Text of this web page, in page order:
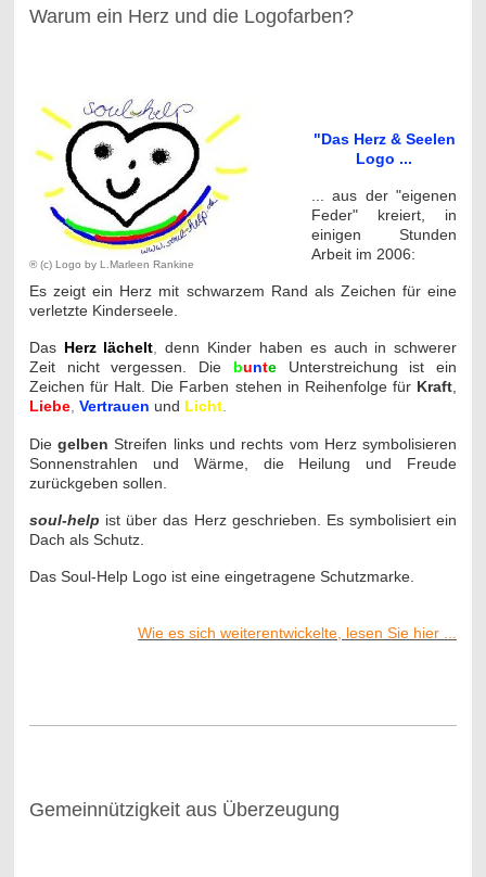
Warum ein Herz und die Logofarben?
® (c) Logo by L.Marleen Rankine
"Das Herz & Seelen
Logo ...
... aus der "eigenen
Feder" kreiert, in
einigen Stunden
Arbeit im 2006:
Es zeigt ein Herz mit schwarzem Rand als Zeichen für eine
verletzte Kinderseele.
Das Herz lächelt ,denn Kinder haben es auch in schwerer
Zeit nicht vergessen. Die
bunte Unterstreichung ist ein
Zeichen für Halt. Die Farben stehen in Reihenfolge für Kraft
Liebe, Vertrauen und Licht.
DiegelbenStreifen links und rechts vom Herz symbolisieren
Sonnenstrahlen und Wärme, die Heilung und Freude
zurückgeben sollen.
soul-help ist über das Herz geschrieben. Es symbolisiert ein
Dach als Schutz.
Das Soul-Help Logo ist eine eingetragene Schutzmarke.
Wie es sich weiterentwickelte, lesen Sie hier ...
Gemeinnützigkeit aus Überzeugung